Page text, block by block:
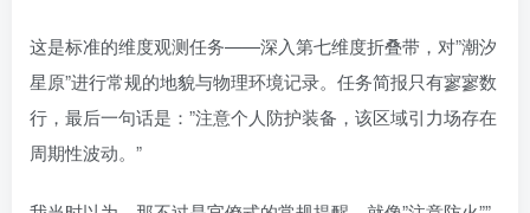
这是标准的维度观测任务——深入第七维度折叠带，对”潮汐
星原”进行常规的地貌与物理环境记录。任务简报只有寥寥数
行，最后一句话是：”注意个人防护装备，该区域引力场存在
周期性波动。”